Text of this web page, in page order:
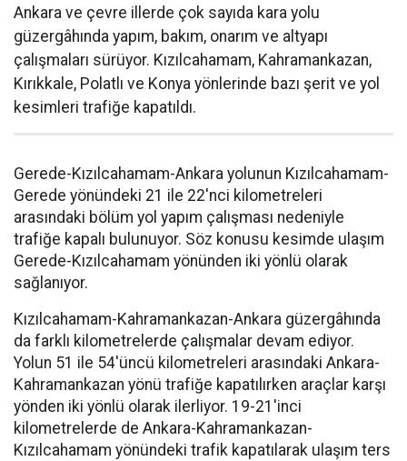
Ankara ve çevre illerde çok sayıda kara yolu
güzergâhında yapım, bakım, onarım ve altyapı
çalışmaları sürüyor. Kızılcahamam, Kahramankazan,
Kırıkkale, Polatlı ve Konya yönlerinde bazı şerit ve yol
kesimleri trafiğe kapatıldı.
Gerede-Kızılcahamam-Ankara yolunun Kızılcahamam-
Gerede yönündeki 21 ile 22'nci kilometreleri
arasındaki bölüm yol yapım çalışması nedeniyle
trafiğe kapalı bulunuyor. Söz konusu kesimde ulaşım
Gerede-Kızılcahamam yönünden iki yönlü olarak
sağlanıyor.
Kızılcahamam-Kahramankazan-Ankara güzergâhında
da farklı kilometrelerde çalışmalar devam ediyor.
Yolun 51 ile 54'üncü kilometreleri arasındaki Ankara-
Kahramankazan yönü trafiğe kapatılırken araçlar karşı
yönden iki yönlü olarak ilerliyor. 19-21'inci
kilometrelerde de Ankara-Kahramankazan-
Kızılcahamam yönündeki trafik kapatılarak ulaşım ters